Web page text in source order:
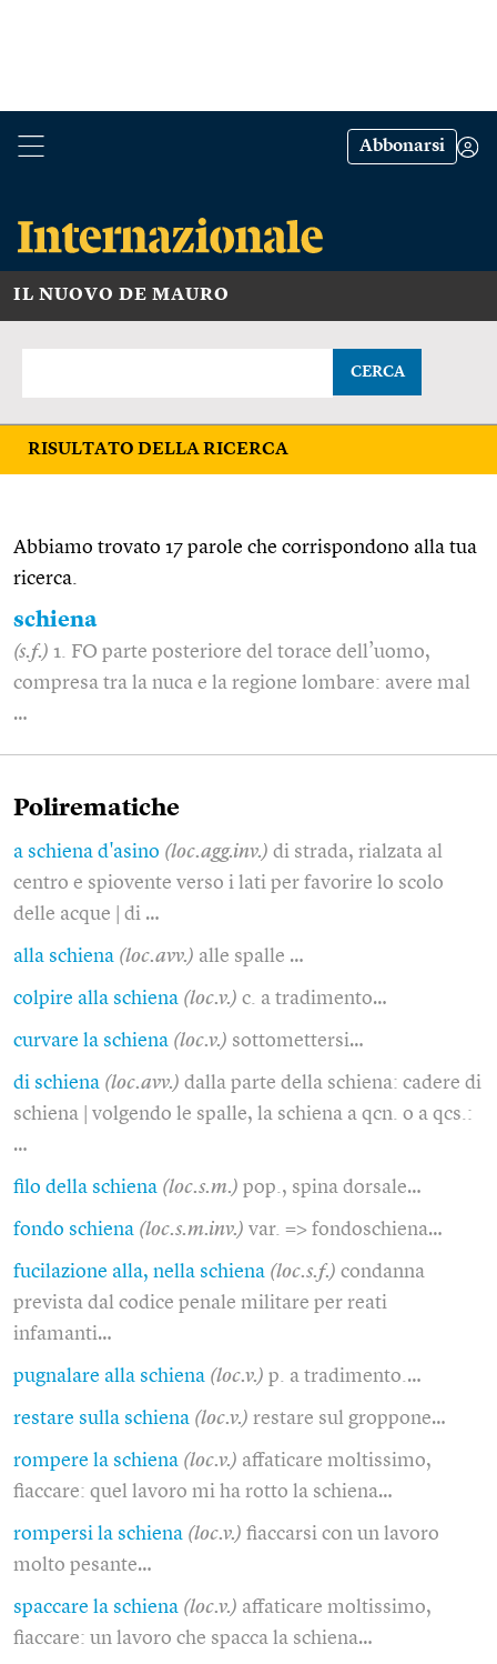
Abbonarsi
IL NUOVO DE MAURO
CERCA
RISULTATO DELLA RICERCA
Abbiamo trovato 17 parole che corrispondono alla tua
ricerca.
schiena
(s.f.) 1. FO parte posteriore del torace dell’uomo,
compresa tra la nuca e la regione lombare: avere mal
…
Polirematiche
a schiena d'asino (loc.agg.inv.) di strada, rialzata al
centro e spiovente verso i lati per favorire lo scolo
delle acque | di …
alla schiena (loc.avv.) alle spalle …
colpire alla schiena (loc.v.) c. a tradimento…
curvare la schiena (loc.v.) sottomettersi…
di schiena (loc.avv.) dalla parte della schiena: cadere di
schiena | volgendo le spalle, la schiena a qcn. o a qcs.:
…
filo della schiena (loc.s.m.) pop., spina dorsale…
fondo schiena (loc.s.m.inv.) var. => fondoschiena…
fucilazione alla, nella schiena (loc.s.f.) condanna
prevista dal codice penale militare per reati
infamanti…
pugnalare alla schiena (loc.v.) p. a tradimento.…
restare sulla schiena (loc.v.) restare sul groppone…
rompere la schiena (loc.v.) affaticare moltissimo,
fiaccare: quel lavoro mi ha rotto la schiena…
rompersi la schiena (loc.v.) fiaccarsi con un lavoro
molto pesante…
spaccare la schiena (loc.v.) affaticare moltissimo,
fiaccare: un lavoro che spacca la schiena…